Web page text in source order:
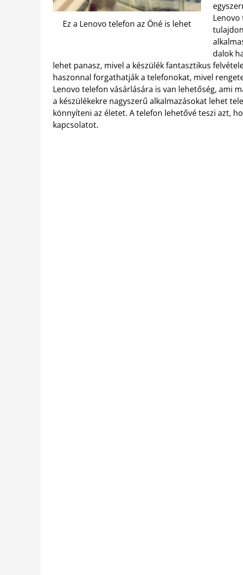
Ez a Lenovo telefon az Öné is lehet
Lenovo
dalok
lehet panasz, mivel a készülék fantasztikus
haszonnal forgathatják a telefonokat, mivel
Lenovo telefon vásárlására is van lehetőség, ami
a készülékekre nagyszerű alkalmazásokat lehet
könnyíteni az életet. A telefon lehetővé teszi azt,
kapcsolatot.